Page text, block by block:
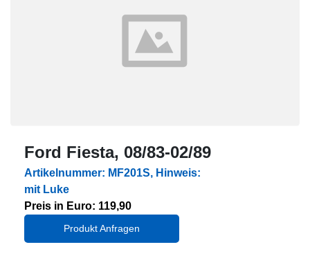
Ford Fiesta, 08/83-02/89
Artikelnummer: MF201S, Hinweis:
mit Luke
Preis in Euro: 119,90
Produkt Anfragen